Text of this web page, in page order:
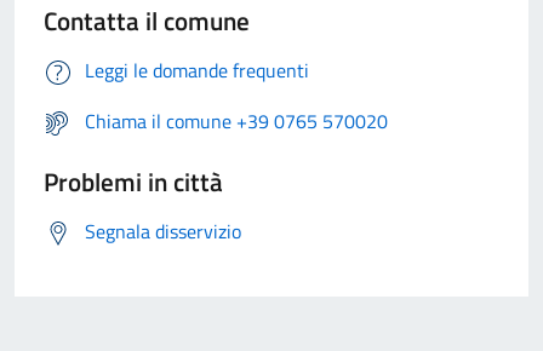
Contatta il comune
Leggi le domande frequenti
Chiama il comune +39 0765 570020
Problemi in città
Segnala disservizio